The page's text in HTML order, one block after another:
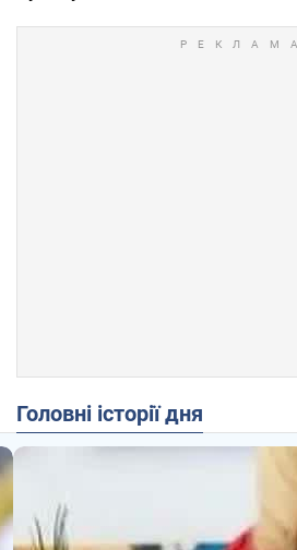
Головні історії дня